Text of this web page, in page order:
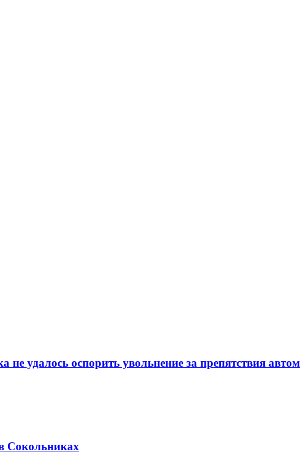
удалось оспорить увольнение за препятствия
Сокольниках